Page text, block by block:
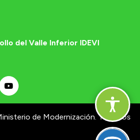
del Valle Inferior IDEVI
de Modernización. Términos